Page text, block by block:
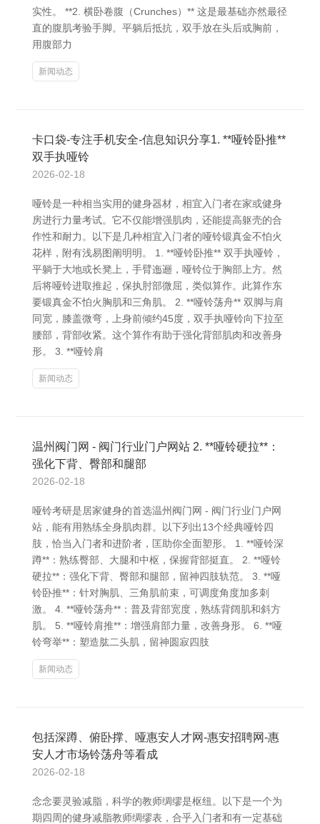
实性。 **2. 横卧卷腹（Crunches）** 这是最基础亦然最径
直的腹肌考验手脚。平躺后抵抗，双手放在头后或胸前，
用腹部力
新闻动态
卡口袋-专注手机安全-信息知识分享1. **哑铃卧推**
双手执哑铃
2026-02-18
哑铃是一种相当实用的健身器材，相宜入门者在家或健身
房进行力量考试。它不仅能增强肌肉，还能提高躯壳的合
作性和耐力。以下是几种相宜入门者的哑铃锻真金不怕火
花样，附有浅易图阐明明。 1. **哑铃卧推** 双手执哑铃，
平躺于大地或长凳上，手臂迤逦，哑铃位于胸部上方。然
后将哑铃进取推起，保执肘部微屈，类似算作。此算作东
要锻真金不怕火胸肌和三角肌。 2. **哑铃荡舟** 双脚与肩
同宽，膝盖微弯，上身前倾约45度，双手执哑铃向下拉至
腰部，背部收紧。这个算作有助于强化背部肌肉和改善身
形。 3. **哑铃肩
新闻动态
温州阀门网 - 阀门行业门户网站 2. **哑铃硬拉**：
强化下背、臀部和腿部
2026-02-18
哑铃考研是居家健身的首选温州阀门网 - 阀门行业门户网
站，能有用熟练全身肌肉群。以下列出13个经典哑铃四
肢，恰当入门者和进阶者，匡助你全面塑形。 1. **哑铃深
蹲**：熟练臀部、大腿和中枢，保握背部挺直。 2. **哑铃
硬拉**：强化下背、臀部和腿部，留神四肢轨范。 3. **哑
铃卧推**：针对胸肌、三角肌前束，可调度角度加多刺
激。 4. **哑铃荡舟**：普及背部宽度，熟练背阔肌和斜方
肌。 5. **哑铃肩推**：增强肩部力量，改善身形。 6. **哑
铃弯举**：塑造肱二头肌，留神圆寂四肢
新闻动态
包括深蹲、俯卧撑、哑惠安人才网-惠安招聘网-惠
安人才市场铃荡舟等看成
2026-02-18
念念要灵验减脂，科学的教师绸缪是枢纽。以下是一个为
期四周的健身减脂教师绸缪表，合乎入门者和有一定基础